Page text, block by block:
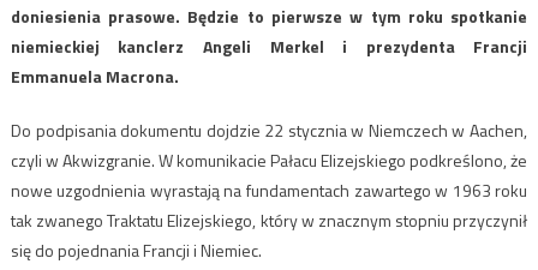
doniesienia prasowe. Będzie to pierwsze w tym roku spotkanie
niemieckiej kanclerz Angeli Merkel i prezydenta Francji
Emmanuela Macrona.
Do podpisania dokumentu dojdzie 22 stycznia w Niemczech w Aachen,
czyli w Akwizgranie. W komunikacie Pałacu Elizejskiego podkreślono, że
nowe uzgodnienia wyrastają na fundamentach zawartego w 1963 roku
tak zwanego Traktatu Elizejskiego, który w znacznym stopniu przyczynił
się do pojednania Francji i Niemiec.